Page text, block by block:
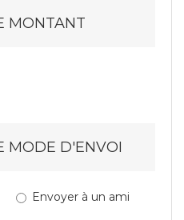
MONTANT
MODE D'ENVOI
Envoyer à un ami